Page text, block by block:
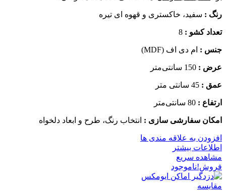
رنگ : سفید، خاکستری و قهوه ای تیره
تعداد کشو : 8
جنس : ام دی اف (MDF)
عرض : 150 سانتی‌متر
عمق : 45 سانتی متر
ارتفاع : 80 سانتی‌متر
امکان سفارشی سازی : انتخاب رنگ، طرح و ابعاد دلخواه
افزودن به علاقه مندی ها
اطلاعات بیشتر
مشاهده سریع
فروش!ناموجود
مقایسه